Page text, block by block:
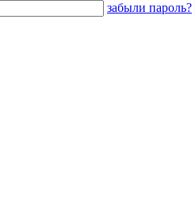
забыли пароль?